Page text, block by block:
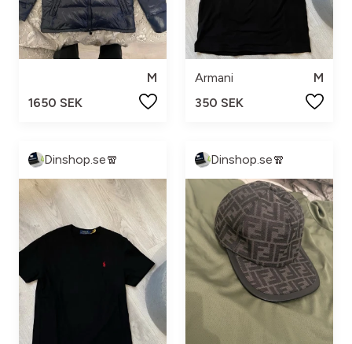
M
1650 SEK
Armani
M
350 SEK
Dinshop.se🧣 Dinshop.se🧣